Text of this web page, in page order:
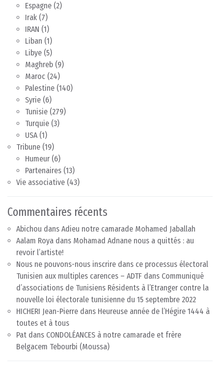
Espagne (2)
Irak (7)
IRAN (1)
Liban (1)
Libye (5)
Maghreb (9)
Maroc (24)
Palestine (140)
Syrie (6)
Tunisie (279)
Turquie (3)
USA (1)
Tribune (19)
Humeur (6)
Partenaires (13)
Vie associative (43)
Commentaires récents
Abichou dans Adieu notre camarade Mohamed Jaballah
Aalam Roya dans Mohamad Adnane nous a quittés : au
revoir l’artiste!
Nous ne pouvons-nous inscrire dans ce processus électoral
Tunisien aux multiples carences – ADTF dans Communiqué
d’associations de Tunisiens Résidents à l’Etranger contre la
nouvelle loi électorale tunisienne du 15 septembre 2022
HICHERI Jean-Pierre dans Heureuse année de l’Hégire 1444 à
toutes et à tous
Pat dans CONDOLÉANCES à notre camarade et frère
Belgacem Tebourbi (Moussa)